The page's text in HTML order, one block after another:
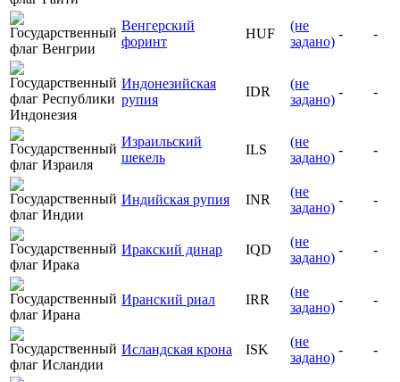
Венгерский
форинт
HUF
(не
задано)
- -
Индонезийская
рупия
IDR
(не
задано)
- -
Израильский
шекель
ILS
(не
задано)
- -
Индийская рупия INR
(не
задано)
- -
Иракский динар IQD
(не
задано)
- -
Иранский риал IRR
(не
задано)
- -
Исландская крона ISK
(не
задано)
- -